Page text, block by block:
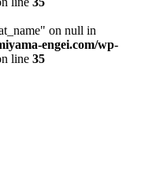
on null in
engei.com/wp-
line 35